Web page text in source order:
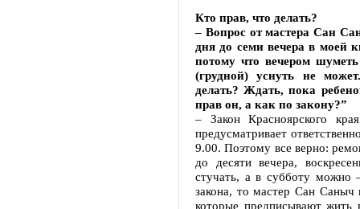
Кто прав, что делать?
– Вопрос от мастера Сан
дня до семи вечера в моей
потому что вечером
(грудной) уснуть не
делать? Ждать, пока
прав он, а как по закону?”
– Закон Красноярского
предусматривает
9.00. Поэтому все верно:
до десяти вечера,
стучать, а в субботу можно
закона, то мастер Сан Саныч
которые предписывают жить